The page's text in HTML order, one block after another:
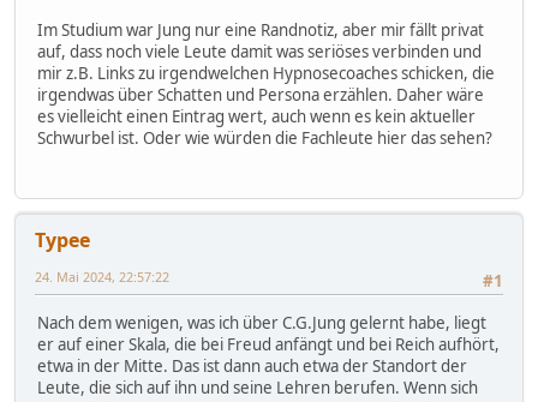
Im Studium war Jung nur eine Randnotiz, aber mir fällt privat
auf, dass noch viele Leute damit was seriöses verbinden und
mir z.B. Links zu irgendwelchen Hypnosecoaches schicken, die
irgendwas über Schatten und Persona erzählen. Daher wäre
es vielleicht einen Eintrag wert, auch wenn es kein aktueller
Schwurbel ist. Oder wie würden die Fachleute hier das sehen?
Typee
#1
24. Mai 2024, 22:57:22
Nach dem wenigen, was ich über C.G.Jung gelernt habe, liegt
er auf einer Skala, die bei Freud anfängt und bei Reich aufhört,
etwa in der Mitte. Das ist dann auch etwa der Standort der
Leute, die sich auf ihn und seine Lehren berufen. Wenn sich